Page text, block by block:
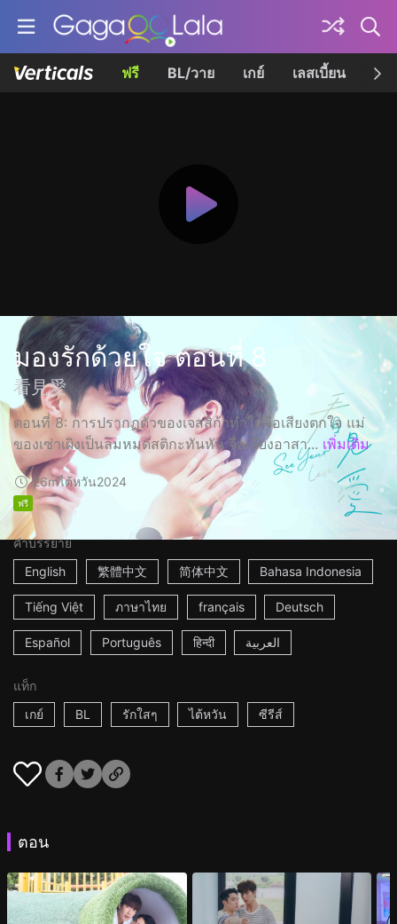
ฟรี BL/วาย เกย์ เลสเบี้ยน เค
มองรักด้วยใจ ตอนที่ 8
看見愛
ตอนที่ 8: การปรากฏตัวของเจสสิก้าทำให้จื่อเสียงตกใจ แม่
ของเซ่าเผิงเป็นลมหมดสติกะทันหัน จื่อเสียงอาสา... เพิ่มเติม
26mไต้หวัน2024
ฟรี
คำบรรยาย
English
繁體中文 简体中文 Bahasa Indonesia
Tiếng Việt ภาษาไทย français Deutsch
Español Português हिन्दी العربية
แท็ก
เกย์
BL รักใสๆ ไต้หวัน ซีรีส์
ตอน